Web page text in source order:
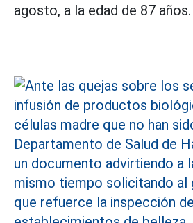
agosto, a la edad de 87 años.